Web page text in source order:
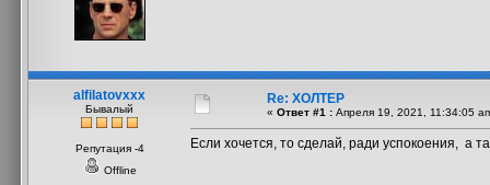
alfilatovxxx
Бывалый
Репутация -4
Offline
Re: ХОЛТЕР
« Ответ #1 : Апреля 19, 2021, 11:34:05
Если хочется, то сделай, ради успокоения, а